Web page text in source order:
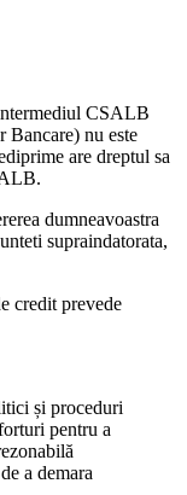
CSALB
nu este
are dreptul sa
dumneavoastra
supraindatorata,
credit prevede
și proceduri
pentru a
a demara